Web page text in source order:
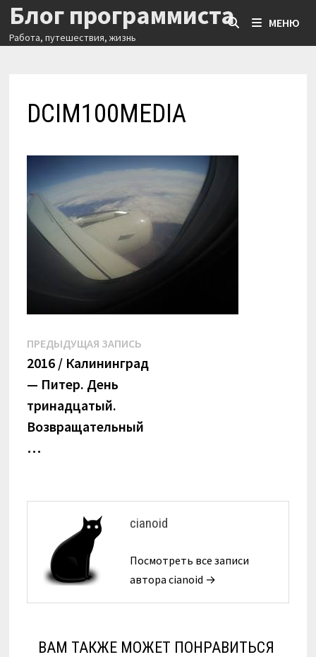
Перейти
содержимому
Блог программиста
Работа, путешествия, жизнь
МЕНЮ
DCIM100MEDIA
Навигация
по
записям
ПРЕДЫДУЩАЯ ЗАПИСЬПредыдущая
запись:
2016 / Калининград
— Питер. День
тринадцатый.
Возвращательный
…
cianoid
Посмотреть все записи
автора cianoid →
ВАМ ТАКЖЕ МОЖЕТ ПОНРАВИТЬСЯ